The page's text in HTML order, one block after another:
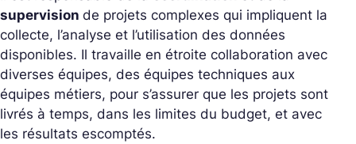
supervision de projets complexes qui impliquent la
collecte, l’analyse et l’utilisation des données
disponibles. Il travaille en étroite collaboration avec
diverses équipes, des équipes techniques aux
équipes métiers, pour s’assurer que les projets sont
livrés à temps, dans les limites du budget, et avec
les résultats escomptés.